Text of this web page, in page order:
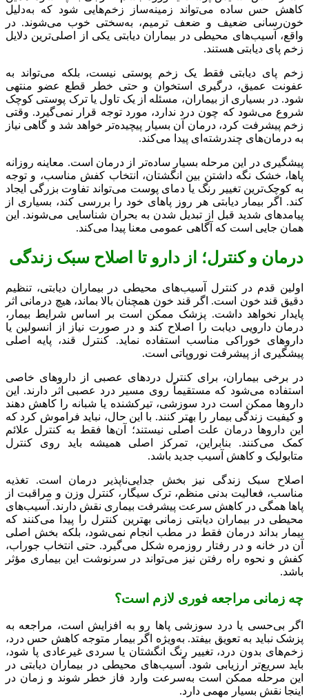
کاهش حس ساده می‌تواند زمینه‌ساز زخم‌هایی شود که به‌دلیل
خون‌رسانی ضعیف و ضعف ترمیم، به‌سختی خوب می‌شوند. در
واقع، آسیب‌های محیطی در بیماران دیابتی یکی از اصلی‌ترین دلایل
زخم پای دیابتی هستند.
زخم پای دیابتی فقط یک زخم پوستی نیست، بلکه می‌تواند به
عفونت عمیق، درگیری استخوان و حتی خطر قطع عضو منتهی
شود. در بسیاری از بیماران، مسئله از یک تاول یا ترک پوستی کوچک
شروع می‌شود که چون درد ندارد، مورد توجه قرار نمی‌گیرد. وقتی
زخم پیشرفت کرد، درمان آن بسیار پیچیده‌تر خواهد شد و گاهی نیاز
به درمان‌های چندرشته‌ای پیدا می‌کند.
پیشگیری در این مرحله بسیار ساده‌تر از درمان است. معاینه روزانه
پاها، خشک نگه داشتن بین انگشتان، انتخاب کفش مناسب، و توجه
به کوچک‌ترین تغییر رنگ یا دمای پوست می‌تواند تفاوت بزرگی ایجاد
کند. اگر بیمار دیابتی هر روز پاهای خود را بررسی کند، بسیاری از
پیامدهای شدید قبل از تبدیل شدن به بحران شناسایی می‌شوند. این
همان جایی است که آگاهی عمومی معنا پیدا می‌کند.
درمان و کنترل؛ از دارو تا اصلاح سبک زندگی
اولین قدم در کنترل آسیب‌های محیطی در بیماران دیابتی، تنظیم
دقیق قند خون است. اگر قند خون همچنان بالا بماند، هیچ درمانی اثر
پایدار نخواهد داشت. پزشک ممکن است بر اساس شرایط بیمار،
درمان دارویی دیابت را اصلاح کند و در صورت نیاز از انسولین یا
داروهای خوراکی مناسب استفاده نماید. کنترل قند، پایه اصلی
پیشگیری از پیشرفت نوروپاتی است.
در برخی بیماران، برای کنترل دردهای عصبی از داروهای خاصی
استفاده می‌شود که مستقیماً روی مسیر درد عصبی اثر دارند. این
داروها ممکن است درد سوزشی، تیرکشنده یا شبانه را کاهش دهند
و کیفیت زندگی بیمار را بهتر کنند. با این حال، نباید فراموش کرد که
این داروها درمان علت اصلی نیستند؛ آن‌ها فقط به کنترل علائم
کمک می‌کنند. بنابراین، تمرکز اصلی همیشه باید روی کنترل
متابولیک و کاهش آسیب جدید باشد.
اصلاح سبک زندگی نیز بخش جدایی‌ناپذیر درمان است. تغذیه
مناسب، فعالیت بدنی منظم، ترک سیگار، کنترل وزن و مراقبت از
پاها همگی در کاهش سرعت پیشرفت بیماری نقش دارند. آسیب‌های
محیطی در بیماران دیابتی زمانی بهترین کنترل را پیدا می‌کنند که
بیمار بداند درمان فقط در مطب انجام نمی‌شود، بلکه بخش اصلی
آن در خانه و در رفتار روزمره شکل می‌گیرد. حتی انتخاب جوراب،
کفش و نحوه راه رفتن نیز می‌تواند در سرنوشت این بیماری مؤثر
باشد.
چه زمانی مراجعه فوری لازم است؟
اگر بی‌حسی یا درد سوزشی پاها رو به افزایش است، مراجعه به
پزشک نباید به تعویق بیفتد. به‌ویژه اگر بیمار متوجه کاهش حس درد،
زخم‌های بدون درد، تغییر رنگ انگشتان یا سردی غیرعادی پا شود،
باید سریع‌تر ارزیابی شود. آسیب‌های محیطی در بیماران دیابتی در
این مرحله ممکن است به‌سرعت وارد فاز خطر شوند و زمان در
اینجا نقش بسیار مهمی دارد.